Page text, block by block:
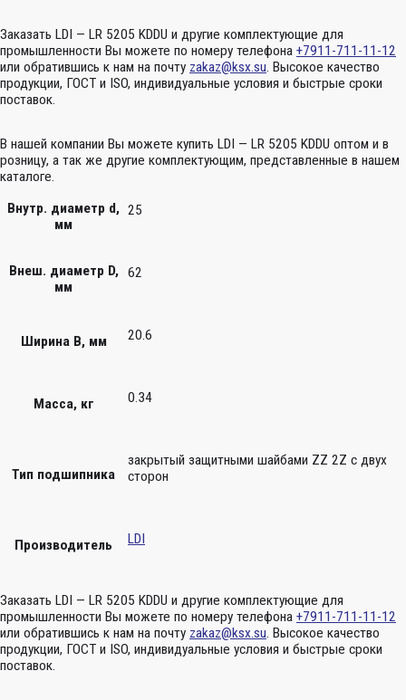
Заказать LDI — LR 5205 KDDU и другие комплектующие для
промышленности Вы можете по номеру телефона +7911-711-11-12
или обратившись к нам на почту zakaz@ksx.su. Высокое качество
продукции, ГОСТ и ISO, индивидуальные условия и быстрые сроки
поставок.
В нашей компании Вы можете купить LDI — LR 5205 KDDU оптом и в
розницу, а так же другие комплектующим, представленные в нашем
каталоге.
Внутр. диаметр d,
мм
25
Внеш. диаметр D,
мм
62
Ширина B, мм 20.6
Масса, кг 0.34
Тип подшипника
закрытый защитными шайбами ZZ 2Z c двух
сторон
Производитель LDI
Заказать LDI — LR 5205 KDDU и другие комплектующие для
промышленности Вы можете по номеру телефона +7911-711-11-12
или обратившись к нам на почту zakaz@ksx.su. Высокое качество
продукции, ГОСТ и ISO, индивидуальные условия и быстрые сроки
поставок.